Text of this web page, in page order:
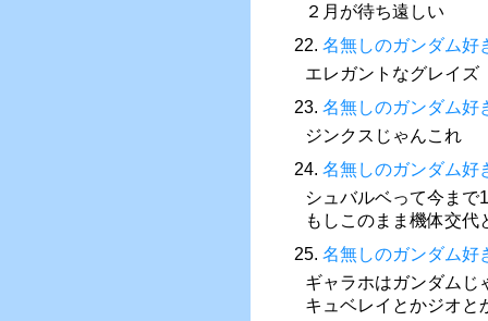
２月が待ち遠しい
22. 名無しのガンダム好
エレガントなグレイズ
23. 名無しのガンダム好
ジンクスじゃんこれ
24. 名無しのガンダム好
シュバルベって今まで
もしこのまま機体交
25. 名無しのガンダム好
ギャラホはガンダムじ
キュベレイとかジオと